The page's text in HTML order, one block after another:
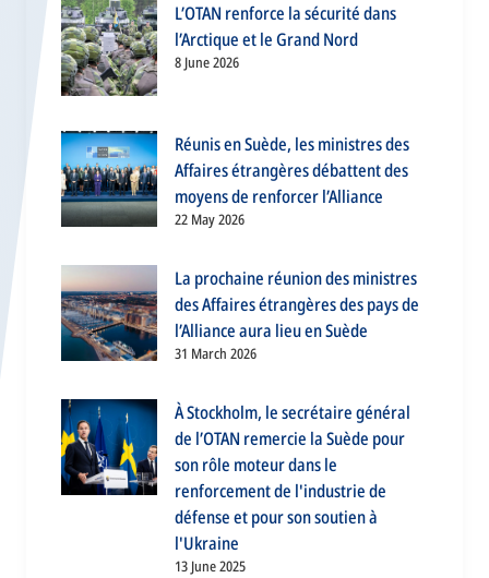
L’OTAN renforce la sécurité dans
l’Arctique et le Grand Nord
8 June 2026
Réunis en Suède, les ministres des
Affaires étrangères débattent des
moyens de renforcer l’Alliance
22 May 2026
La prochaine réunion des ministres
des Affaires étrangères des pays de
l’Alliance aura lieu en Suède
31 March 2026
À Stockholm, le secrétaire général
de l’OTAN remercie la Suède pour
son rôle moteur dans le
renforcement de l'industrie de
défense et pour son soutien à
l'Ukraine
13 June 2025